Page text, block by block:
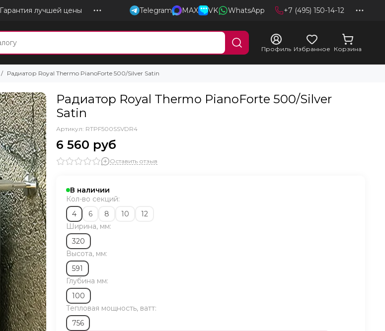
Гарантия лучшей цены Telegram MAX VK WhatsApp +7 (495) 150-14-12
Профиль Избранное Корзина
Радиатор Royal Thermo PianoForte 500/Silver Satin
Радиатор Royal Thermo PianoForte 500/Silver
Satin
Артикул: RTPF500SSVDR4
6 560 руб
Оставить отзыв
В наличии
Кол-во секций:
4
6 8 10
12
Ширина, мм:
320
Высота, мм:
591
Глубина мм:
100
Тепловая мощность, ватт:
756